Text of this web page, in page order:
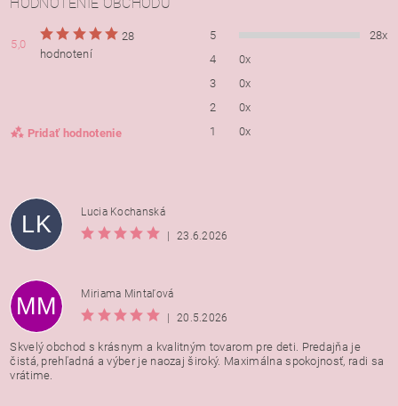
5,0
28
hodnotení
Pridať hodnotenie
5
28x
4
0x
3
0x
2
0x
1
0x
LK
Lucia Kochanská
|
23.6.2026
MM
Miriama Mintaľová
|
20.5.2026
Skvelý obchod s krásnym a kvalitným tovarom pre deti. Predajňa je
čistá, prehľadná a výber je naozaj široký. Maximálna spokojnosť, radi sa
vrátime.